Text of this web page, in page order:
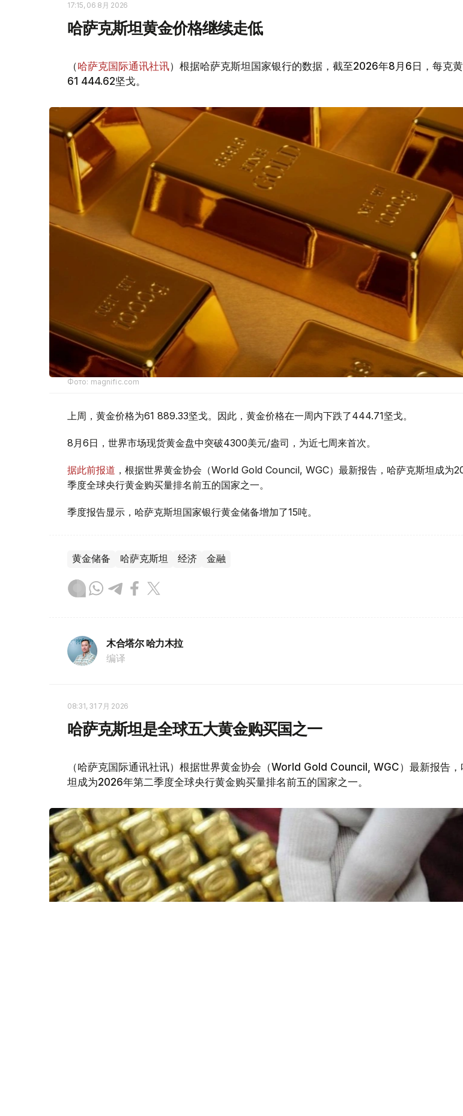
17:15, 06 8月 2026
哈萨克斯坦黄金价格继续走低
（哈萨克国际通讯社讯）根据哈萨克斯坦国家银行的数据，截至2026年8月6日，每克
61 444.62坚戈。
Фото: magnific.com
上周，黄金价格为61 889.33坚戈。因此，黄金价格在一周内下跌了444.71坚戈。
8月6日，世界市场现货黄金盘中突破4300美元/盎司，为近七周来首次。
据此前报道 ，根据世界黄金协会（World Gold Council, WGC）最新报告，哈萨克斯坦成为
季度全球央行黄金购买量排名前五的国家之一。
季度报告显示，哈萨克斯坦国家银行黄金储备增加了15吨。
黄金储备 哈萨克斯坦 经济 金融
木合塔尔 哈力木拉
编译
08:31, 31 7月 2026
哈萨克斯坦是全球五大黄金购买国之一
（哈萨克国际通讯社讯）根据世界黄金协会（World Gold Council, WGC）最新报告
坦成为2026年第二季度全球央行黄金购买量排名前五的国家之一。